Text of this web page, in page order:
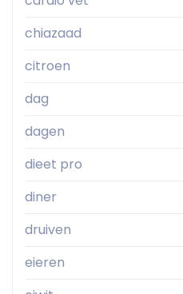
chiazaad
citroen
dag
dagen
dieet pro
diner
druiven
eieren